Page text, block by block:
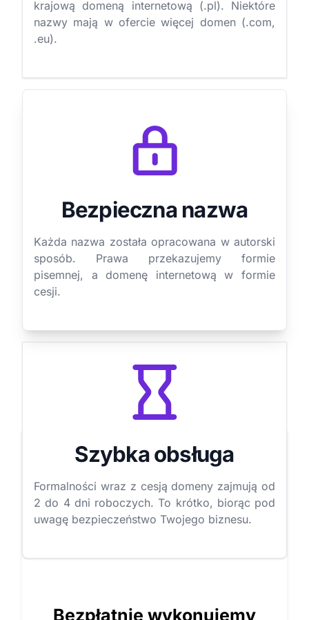
krajową domeną internetową (.pl). Niektóre
nazwy mają w ofercie więcej domen (.com,
.eu).
Bezpieczna nazwa
Każda nazwa została opracowana w autorski
sposób. Prawa przekazujemy formie
pisemnej, a domenę internetową w formie
cesji.
Szybka obsługa
Formalności wraz z cesją domeny zajmują od
2 do 4 dni roboczych. To krótko, biorąc pod
uwagę bezpieczeństwo Twojego biznesu.
Bezpłatnie wykonujemy